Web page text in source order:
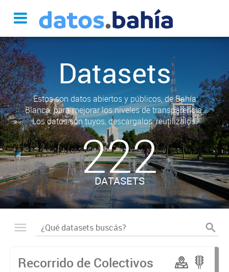
Datasets
Estos son datos abiertos y públicos, de Bahía
Blanca, para mejorar los niveles de transparencia.
Los datos son tuyos, descargalos, reutilizalos.
222
DATASETS
Recorrido de Colectivos